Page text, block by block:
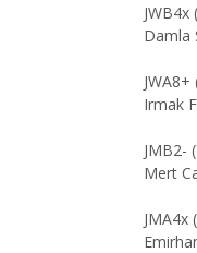
JWB4x
Damla
Irmak
JMB2-
Mert
JMA4x